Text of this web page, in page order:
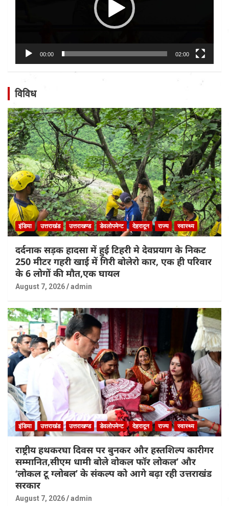
00:00 02:00
विविध
इंडिया उत्तराखंड उत्तराखण्ड डेवलोपमेन्ट देहरादून राज्य स्वास्थ्य
दर्दनाक सड़क हादसा में हुई टिहरी मे देवप्रयाग के निकट
250 मीटर गहरी खाई में गिरी बोलेरो कार, एक ही परिवार
के 6 लोगों की मौत,एक घायल
August 7, 2026 admin
इंडिया उत्तराखंड उत्तराखण्ड डेवलोपमेन्ट देहरादून राज्य स्वास्थ्य
राष्ट्रीय हथकरघा दिवस पर बुनकर और हस्तशिल्प कारीगर
सम्मानित,सीएम धामी बोले वोकल फॉर लोकल’ और
‘लोकल टू ग्लोबल’ के संकल्प को आगे बढ़ा रही उत्तराखंड
सरकार
August 7, 2026 admin